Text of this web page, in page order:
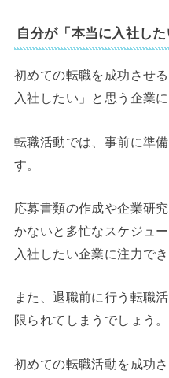
自分が「本当に入社し
初めての転職を成功させ
入社したい」と思う企業
転職活動では、事前に準
す。
応募書類の作成や企業研
かないと多忙なスケジュ
入社したい企業に注力で
また、退職前に行う転職
限られてしまうでしょう。
初めての転職活動を成功